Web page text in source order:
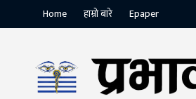
Home हाम्रो बारे Epaper